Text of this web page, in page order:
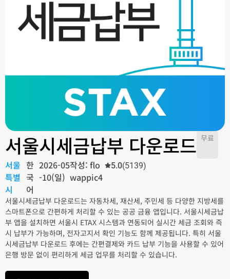
서울시세금납부 다운로드 무료
서울
특별
시
한
국
어
2026-05
-10(일)
작성: flo
wappic4
5.0(5139)
서울시세금납부 다운로드는 자동차세, 재산세, 주민세 등 다양한 지방세를
스마트폰으로 간편하게 처리할 수 있는 공공 금융 앱입니다. 서울시세금납
부 앱을 설치하면 서울시 ETAX 시스템과 연동되어 실시간 세금 조회와 즉
시 납부가 가능하며, 전자고지서 확인 기능도 함께 제공됩니다. 특히 서울
시세금납부 다운로드 후에는 간편결제와 카드 납부 기능을 사용할 수 있어
은행 방문 없이 편리하게 세금 업무를 처리할 수 있습니다.